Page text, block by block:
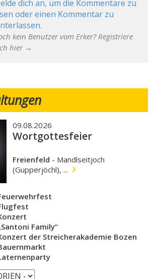
dich an, um die Kommentare zu
oder einen Kommentar zu
kein Benutzer vom Erker? Registriere
hier →
09.08.2026
Wortgottesfeier
Freienfeld - Mandlseitjoch
(Gupperjöchl), ...
Family“
der Streicherakademie Bozen